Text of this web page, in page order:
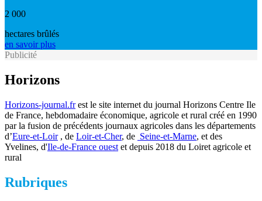
2 000
hectares brûlés
en savoir plus
Publicité
Horizons
Horizons-journal.frest le site internet du journal Horizons Centre Ile
de France, hebdomadaire économique, agricole et rural créé en 1990
par la fusion de précédents journaux agricoles dans les départements
d’Eure-et-Loir, de Loir-et-Cher, de Seine-et-Marne, et des
Yvelines, d'Ile-de-France ouest et depuis 2018 du Loiret agricole et
rural
Rubriques